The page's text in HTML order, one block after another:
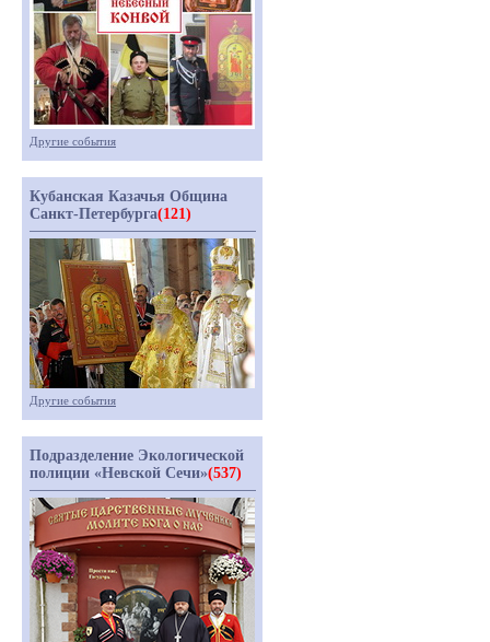
Другие события
Кубанская Казачья Община
Санкт-Петербурга(121)
Другие события
Подразделение Экологической
полиции «Невской Сечи»(537)